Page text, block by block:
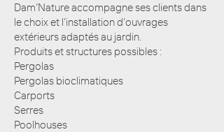
Dam’Nature accompagne ses clients dans
le choix et l’installation d’ouvrages
extérieurs adaptés au jardin.
Produits et structures possibles :
Pergolas
Pergolas bioclimatiques
Carports
Serres
Poolhouses